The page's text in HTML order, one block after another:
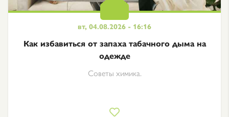
вт, 04.08.2026 - 16:16
Как избавиться от запаха табачного дыма на
одежде
Советы химика.